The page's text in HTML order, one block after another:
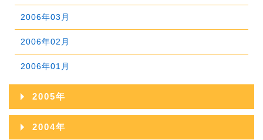
2008年01月
2006年03月
2006年02月
2006年01月
2005年
2005年12月
2004年